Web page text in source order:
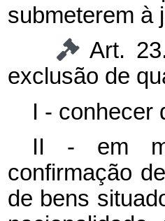
submeterem à
Art.
exclusão de
I - conhecer
II - em
confirmação
de bens